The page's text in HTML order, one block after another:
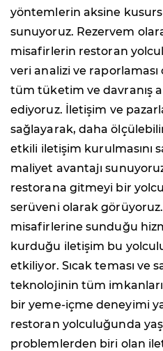
yöntemlerin aksine
sunuyoruz. Rezervem
misafirlerin restoran
veri analizi ve
tüm tüketim ve davranış
ediyoruz. İletişim ve
sağlayarak, daha
etkili iletişim kurulmasını
maliyet avantajı
restorana gitmeyi bir
serüveni olarak görüyoruz.
misafirlerine sunduğu
kurduğu iletişim bu
etkiliyor. Sıcak teması ve
teknolojinin tüm
bir yeme-içme deneyimi
restoran yolculuğunda
problemlerden biri olan